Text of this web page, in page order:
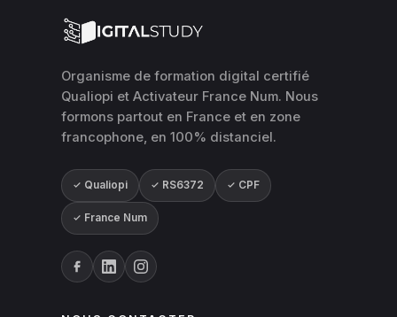
Organisme de formation digital certifié
Qualiopi et Activateur France Num. Nous
formons partout en France et en zone
francophone, en 100% distanciel.
Qualiopi RS6372 CPF
France Num